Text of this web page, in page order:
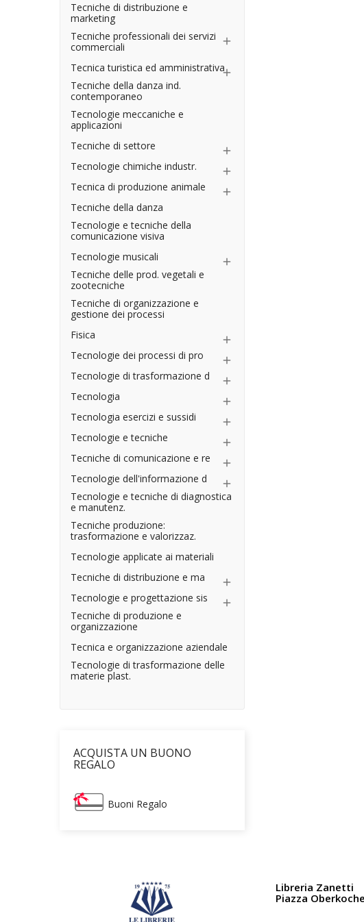
Tecniche di distribuzione e
marketing
Tecniche professionali dei servizi
commerciali

Tecnica turistica ed amministrativa
Tecniche della danza ind.
contemporaneo
Tecnologie meccaniche e
applicazioni
Tecniche di settore

Tecnologie chimiche industr. 
Tecnica di produzione animale 
Tecniche della danza
Tecnologie e tecniche della
comunicazione visiva
Tecnologie musicali

Tecniche delle prod. vegetali e
zootecniche
Tecniche di organizzazione e
gestione dei processi
Fisica

Tecnologie dei processi di pro 
Tecnologie di trasformazione d 
Tecnologia 
Tecnologia esercizi e sussidi 
Tecnologie e tecniche 
Tecniche di comunicazione e re 
Tecnologie dell'informazione d 
Tecnologie e tecniche di diagnostica
e manutenz.
Tecniche produzione:
trasformazione e valorizzaz.
Tecnologie applicate ai materiali
Tecniche di distribuzione e ma

Tecnologie e progettazione sis 
Tecniche di produzione e
organizzazione
Tecnica e organizzazione aziendale
Tecnologie di trasformazione delle
materie plast.
ACQUISTA UN BUONO
REGALO
Buoni Regalo
Libreria Zanetti
Piazza